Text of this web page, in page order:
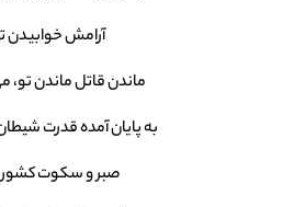
آرامش خوابیدن
ماندن قاتل ماندن تو،
به پایان آمده قدرت
صبر و سکوت